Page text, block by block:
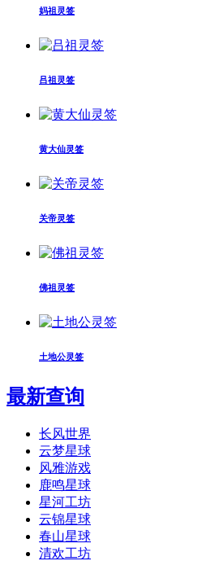
妈祖灵签
吕祖灵签
黄大仙灵签
关帝灵签
佛祖灵签
土地公灵签
最新查询
长风世界
云梦星球
风雅游戏
鹿鸣星球
星河工坊
云锦星球
春山星球
清欢工坊